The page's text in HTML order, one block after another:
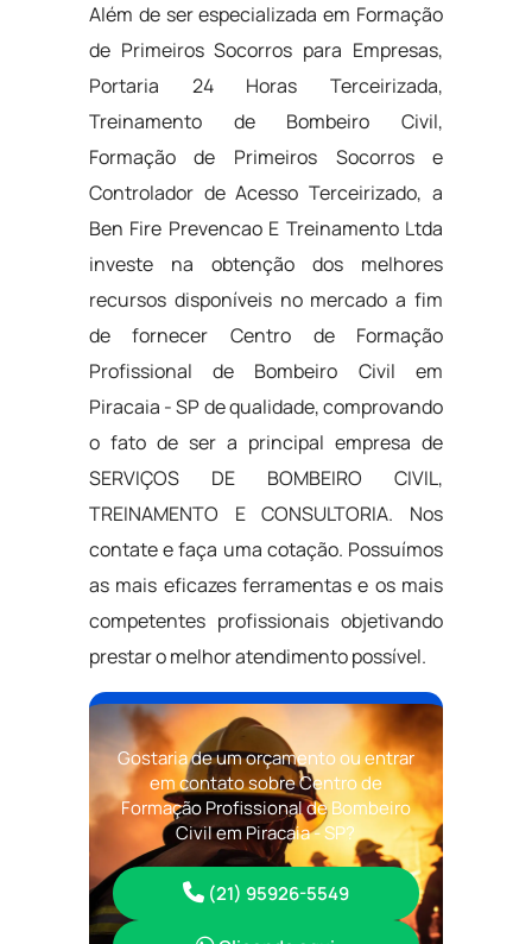
Além de ser especializada em Formação
de Primeiros Socorros para Empresas,
Portaria 24 Horas Terceirizada,
Treinamento de Bombeiro Civil,
Formação de Primeiros Socorros e
Controlador de Acesso Terceirizado, a
Ben Fire Prevencao E Treinamento Ltda
investe na obtenção dos melhores
recursos disponíveis no mercado a fim
de fornecer Centro de Formação
Profissional de Bombeiro Civil em
Piracaia - SP de qualidade, comprovando
o fato de ser a principal empresa de
SERVIÇOS DE BOMBEIRO CIVIL,
TREINAMENTO E CONSULTORIA. Nos
contate e faça uma cotação. Possuímos
as mais eficazes ferramentas e os mais
competentes profissionais objetivando
prestar o melhor atendimento possível.
Gostaria de um orçamento ou entrar
em contato sobre Centro de
Formação Profissional de Bombeiro
Civil em Piracaia - SP?
(21) 95926-5549